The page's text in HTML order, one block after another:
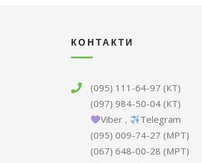
КОНТАКТИ
(095) 111-64-97 (КТ)
(097) 984-50-04 (КТ)
Viber ,
Telegram
(095) 009-74-27 (МРТ)
(067) 648-00-28 (МРТ)